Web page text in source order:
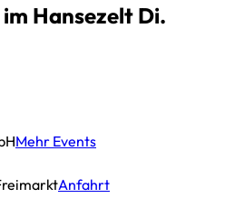
Hansezelt Di.
Mehr Events
Anfahrt